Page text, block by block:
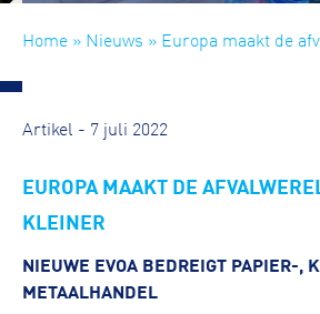
Home » Nieuws » Europa maakt de
Artikel - 7 juli 2022
EUROPA MAAKT DE
KLEINER
NIEUWE EVOA BEDREIGT PAPIER-,
METAALHANDEL